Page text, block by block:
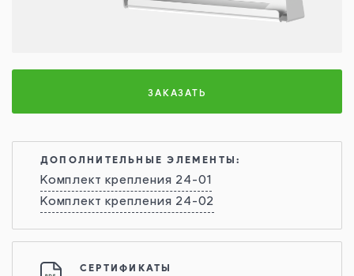
ЗАКАЗАТЬ
ДОПОЛНИТЕЛЬНЫЕ ЭЛЕМЕНТЫ:
Комплект крепления 24-01
Комплект крепления 24-02
СЕРТИФИКАТЫ